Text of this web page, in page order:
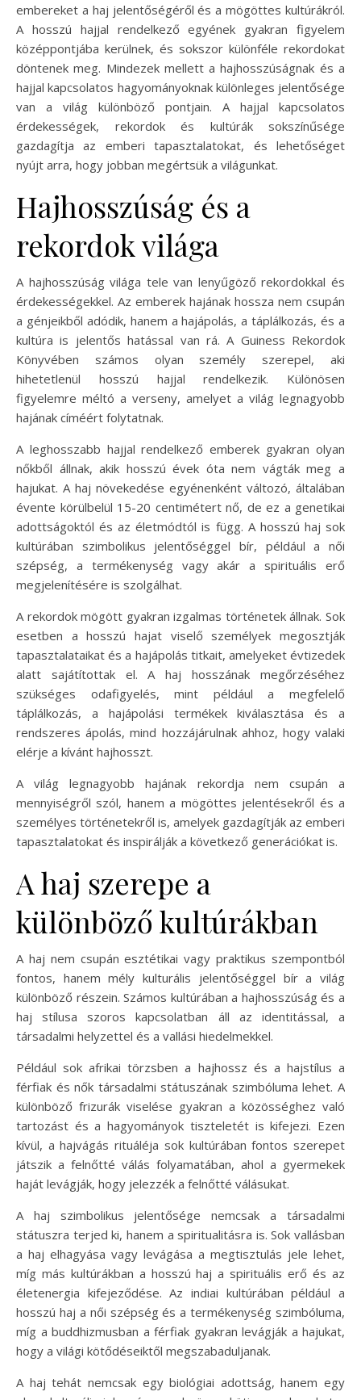
embereket a haj jelentőségéről és a mögöttes kultúrákról.
A hosszú hajjal rendelkező egyének gyakran figyelem
középpontjába kerülnek, és sokszor különféle rekordokat
döntenek meg. Mindezek mellett a hajhosszúságnak és a
hajjal kapcsolatos hagyományoknak különleges jelentősége
van a világ különböző pontjain. A hajjal kapcsolatos
érdekességek, rekordok és kultúrák sokszínűsége
gazdagítja az emberi tapasztalatokat, és lehetőséget
nyújt arra, hogy jobban megértsük a világunkat.
Hajhosszúság és a
rekordok világa
A hajhosszúság világa tele van lenyűgöző rekordokkal és
érdekességekkel. Az emberek hajának hossza nem csupán
a génjeikből adódik, hanem a hajápolás, a táplálkozás, és a
kultúra is jelentős hatással van rá. A Guiness Rekordok
Könyvében számos olyan személy szerepel, aki
hihetetlenül hosszú hajjal rendelkezik. Különösen
figyelemre méltó a verseny, amelyet a világ legnagyobb
hajának címéért folytatnak.
A leghosszabb hajjal rendelkező emberek gyakran olyan
nőkből állnak, akik hosszú évek óta nem vágták meg a
hajukat. A haj növekedése egyénenként változó, általában
évente körülbelül 15-20 centimétert nő, de ez a genetikai
adottságoktól és az életmódtól is függ. A hosszú haj sok
kultúrában szimbolikus jelentőséggel bír, például a női
szépség, a termékenység vagy akár a spirituális erő
megjelenítésére is szolgálhat.
A rekordok mögött gyakran izgalmas történetek állnak. Sok
esetben a hosszú hajat viselő személyek megosztják
tapasztalataikat és a hajápolás titkait, amelyeket évtizedek
alatt sajátítottak el. A haj hosszának megőrzéséhez
szükséges odafigyelés, mint például a megfelelő
táplálkozás, a hajápolási termékek kiválasztása és a
rendszeres ápolás, mind hozzájárulnak ahhoz, hogy valaki
elérje a kívánt hajhosszt.
A világ legnagyobb hajának rekordja nem csupán a
mennyiségről szól, hanem a mögöttes jelentésekről és a
személyes történetekről is, amelyek gazdagítják az emberi
tapasztalatokat és inspirálják a következő generációkat is.
A haj szerepe a
különböző kultúrákban
A haj nem csupán esztétikai vagy praktikus szempontból
fontos, hanem mély kulturális jelentőséggel bír a világ
különböző részein. Számos kultúrában a hajhosszúság és a
haj stílusa szoros kapcsolatban áll az identitással, a
társadalmi helyzettel és a vallási hiedelmekkel.
Például sok afrikai törzsben a hajhossz és a hajstílus a
férfiak és nők társadalmi státuszának szimbóluma lehet. A
különböző frizurák viselése gyakran a közösséghez való
tartozást és a hagyományok tiszteletét is kifejezi. Ezen
kívül, a hajvágás rituáléja sok kultúrában fontos szerepet
játszik a felnőtté válás folyamatában, ahol a gyermekek
haját levágják, hogy jelezzék a felnőtté válásukat.
A haj szimbolikus jelentősége nemcsak a társadalmi
státuszra terjed ki, hanem a spiritualitásra is. Sok vallásban
a haj elhagyása vagy levágása a megtisztulás jele lehet,
míg más kultúrákban a hosszú haj a spirituális erő és az
életenergia kifejeződése. Az indiai kultúrában például a
hosszú haj a női szépség és a termékenység szimbóluma,
míg a buddhizmusban a férfiak gyakran levágják a hajukat,
hogy a világi kötődéseiktől megszabaduljanak.
A haj tehát nemcsak egy biológiai adottság, hanem egy